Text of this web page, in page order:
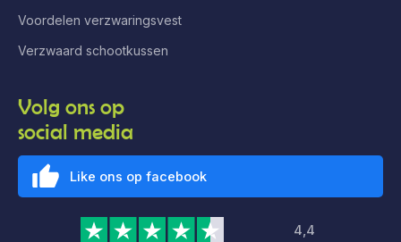
Voordelen verzwaringsvest
Verzwaard schootkussen
Volg ons op
social media
Like ons op facebook
4,4